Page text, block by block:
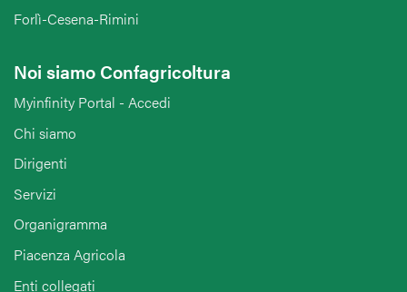
Forlì-Cesena-Rimini
Noi siamo Confagricoltura
Myinfinity Portal - Accedi
Chi siamo
Dirigenti
Servizi
Organigramma
Piacenza Agricola
Enti collegati